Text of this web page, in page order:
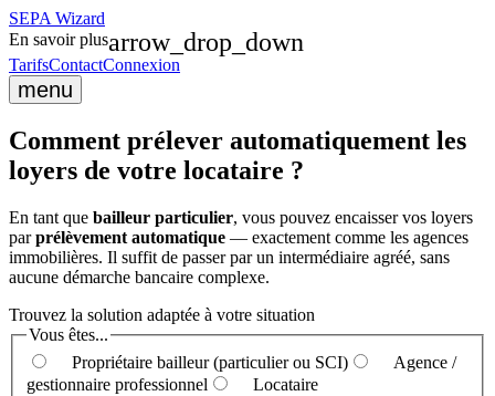
SEPA Wizard
En savoir plusarrow_drop_down
TarifsContactConnexion
menu
Comment prélever automatiquement les
loyers de votre locataire ?
En tant que bailleur particulier, vous pouvez encaisser vos loyers
par prélèvement automatique — exactement comme les agences
immobilières. Il suffit de passer par un intermédiaire agréé, sans
aucune démarche bancaire complexe.
Trouvez la solution adaptée à votre situation
Vous êtes...
Propriétaire bailleur (particulier ou SCI)
Agence /
gestionnaire professionnel
Locataire